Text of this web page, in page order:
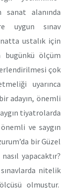
alanında
uygun sınav
ustalık için
ölçüm
çok
uyarınca
adayın, önemli
tiyatrolarda
ve saygın
bir Güzel
yapacaktır?
nitelik
olmuştur.